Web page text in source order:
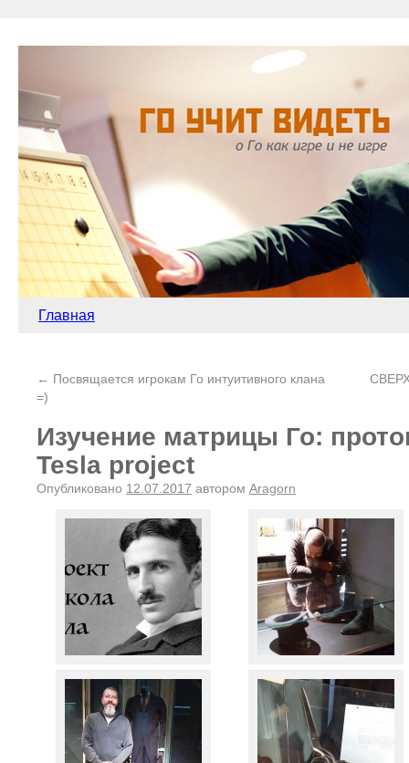
Главная
← Посвящается игрокам Го интуитивного клана
=)
Изучение матрицы Го:
Tesla project
Опубликовано 12.07.2017 автором Aragorn